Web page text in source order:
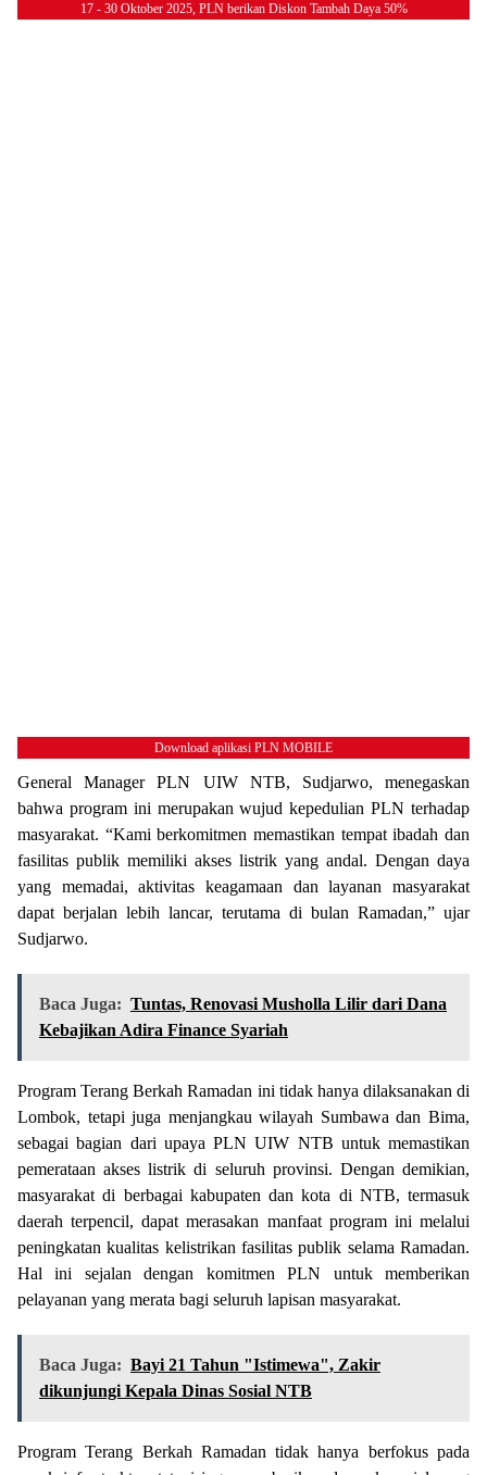
17 - 30 Oktober 2025, PLN berikan Diskon Tambah Daya 50%
Download aplikasi PLN MOBILE
General Manager PLN UIW NTB, Sudjarwo, menegaskan
bahwa program ini merupakan wujud kepedulian PLN terhadap
masyarakat. “Kami berkomitmen memastikan tempat ibadah dan
fasilitas publik memiliki akses listrik yang andal. Dengan daya
yang memadai, aktivitas keagamaan dan layanan masyarakat
dapat berjalan lebih lancar, terutama di bulan Ramadan,” ujar
Sudjarwo.
Baca Juga: Tuntas, Renovasi Musholla Lilir dari Dana
Kebajikan Adira Finance Syariah
Program Terang Berkah Ramadan ini tidak hanya dilaksanakan di
Lombok, tetapi juga menjangkau wilayah Sumbawa dan Bima,
sebagai bagian dari upaya PLN UIW NTB untuk memastikan
pemerataan akses listrik di seluruh provinsi. Dengan demikian,
masyarakat di berbagai kabupaten dan kota di NTB, termasuk
daerah terpencil, dapat merasakan manfaat program ini melalui
peningkatan kualitas kelistrikan fasilitas publik selama Ramadan.
Hal ini sejalan dengan komitmen PLN untuk memberikan
pelayanan yang merata bagi seluruh lapisan masyarakat.
Baca Juga: Bayi 21 Tahun "Istimewa", Zakir
dikunjungi Kepala Dinas Sosial NTB
Program Terang Berkah Ramadan tidak hanya berfokus pada